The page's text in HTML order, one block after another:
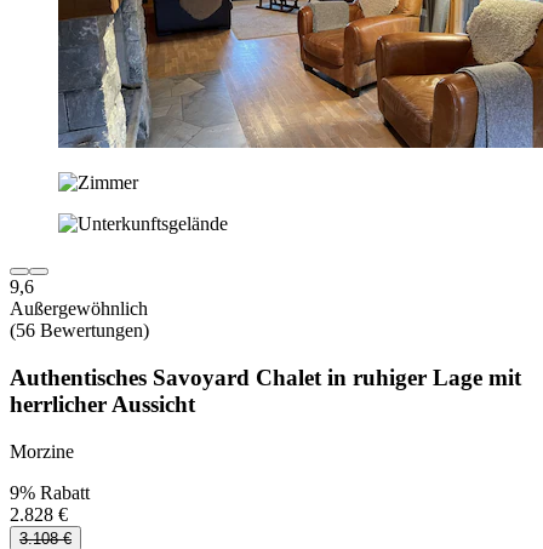
9,6
Außergewöhnlich
(56 Bewertungen)
Authentisches Savoyard Chalet in ruhiger Lage mit
herrlicher Aussicht
Morzine
9% Rabatt
2.828 €
3.108 €